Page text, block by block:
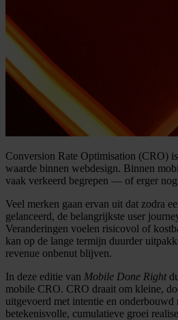
Conversion Rate Optimisation (CRO)
waarde binnen webdesign. Binnen
vaak verkeerd begrepen — of erger
Veel merken gaan ervan uit dat zodra
gelanceerd, de belangrijkste user
Veranderingen voelen risicovol of
kan op de lange termijn duurder
revenue onbenut blijven.
In deze editie van Mobile Done Right
mobile CRO. CRO draait om kleine,
uitgevoerd met intentie en
betekenisvolle, cumulatieve groei